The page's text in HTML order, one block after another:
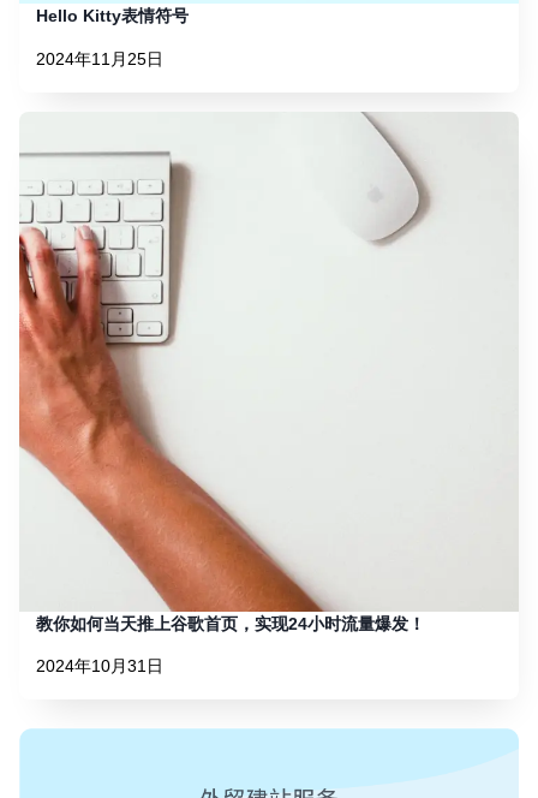
Hello Kitty表情符号
2024年11月25日
教你如何当天推上谷歌首页，实现24小时流量爆发！
2024年10月31日